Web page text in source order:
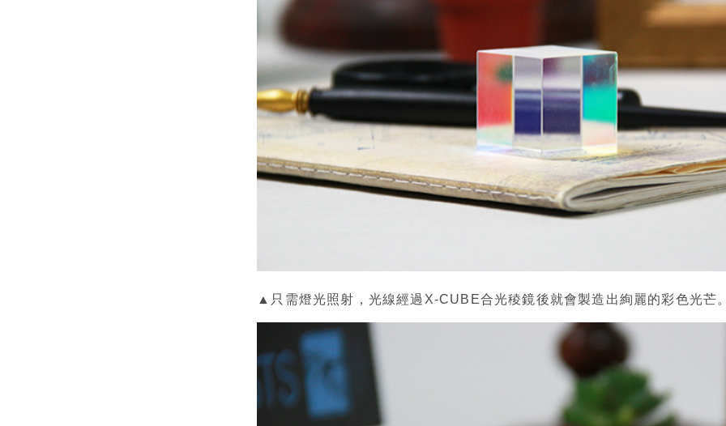
▲只需燈光照射，光線經過X-CUBE合光稜鏡後就會製造出絢麗的彩色光芒